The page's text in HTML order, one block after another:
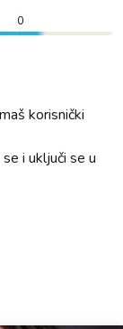
0
korisnički
i uključi se u